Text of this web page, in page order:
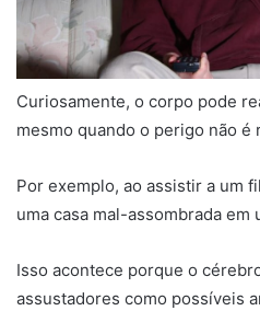
Curiosamente, o corpo pode
mesmo quando o perigo não é
Por exemplo, ao assistir a um
uma casa mal-assombrada
Isso acontece porque o
assustadores como possíveis